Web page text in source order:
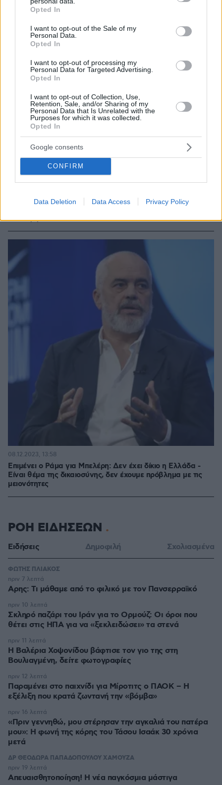
grant or deny consent to Google and its third-party tags to
use your data for below specified purposes in below Google
consent section.
Opted In
I want to opt-out of the Sale of my
Personal Data.
Opted In
I want to opt-out of processing my
Personal Data for Targeted Advertising.
Opted In
I want to opt-out of Collection, Use,
Retention, Sale, and/or Sharing of my
Personal Data that Is Unrelated with the
Purposes for which it was collected.
Opted In
Google consents
CONFIRM
Data Deletion Data Access Privacy Policy
«Ντροπή σας, έχουμε δικτατορία» - Οργισμένοι οι Έλληνες
Μπελέρη
Επιμένει ο Ράμα για Μπελέρη: Δεν έχει δίκιο η Ελλάδα -
Είναι θέμα της δικαιοσύνης, δεν έχουμε πρόβλημα με τις
μειονότητες
08.12.2023, 13:58
ΡΟΗ ΕΙΔΗΣΕΩΝ
Ειδήσεις Δημοφιλή Σχολιασμένα
ΦΩΤΗΣ ΠΛΙΑΚΟΣ
Αρης: Τι μάθαμε από το φιλικό με τον Πανσερραϊκό
πριν 7 λεπτά
Σκληρό παζάρι του Ιράν για το Ορμούζ: Οι όροι που
θέτει στις ΗΠΑ για να «ξεκλειδώσει» τα στενά
πριν 10 λεπτά
Η Βαλέρια Χοψονίδου βάφτισε τον γιο της στη
Βουλιαγμένη, δείτε φωτογραφίες
πριν 11 λεπτά
Παραμένει στο παιχνίδι για Μίροτιτς ο ΠΑΟΚ – Η
εξέλιξη που κρατά ζωντανή την «βόμβα»
πριν 12 λεπτά
«Πριν γεννηθώ, μου στέρησαν την αγκαλιά του πατέρα
μου»: Η φωνή της κόρης του Τάσου Ισαάκ 30 χρόνια
μετά
πριν 16 λεπτά
ΔΡ ΘΕΟΔΩΡΑ ΠΑΠΑΔΟΠΟΥΛΟΥ ΧΑΜΟΥΖΑ
Απευαισθητοποίηση! Η νέα παγκόσμια μάστιγα
πριν 19 λεπτά